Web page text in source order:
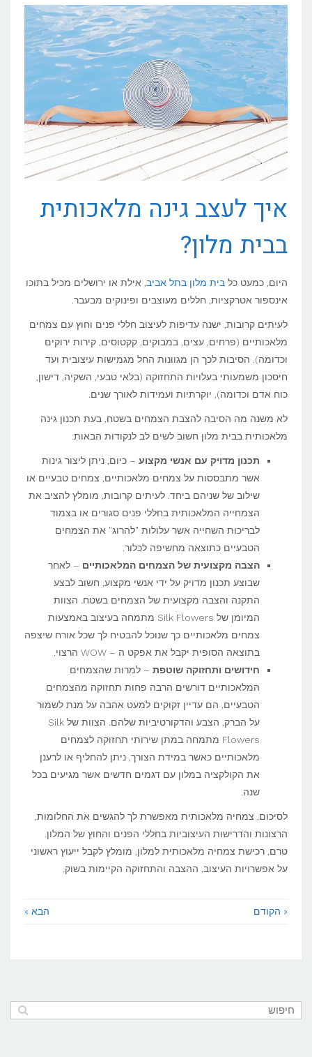
איך לעצב גינה מלאכותית
בבית מלון?
היום, כמעט כל בית מלון בתל אביב , אילת או ירושלים מכיל בתוכו
אינספור אטרקציות, חללים מעוצבים ופינוקים מבעבר.
לעיתים קרובות, ישנה עדיפות לעיצוב חללי פנים וחוץ עם צמחים
מלאכותיים (פרחים, עצים, במבוקים, קקטוסים, קירות ירוקים
וכדומה). הסיבות לכך הן מגוונות החל מגמישות עיצובית ועד
חיסכון משמעותי בעלויות התחזוקה (בלאי טבעי, השקיה, דישון,
כוח אדם וכדומה), יוקרתיות ועמידות לאורך שנים.
לא משנה מה הסיבה להצבת הצמחים בשטח, בעת תכנון גינה
מלאכותית בבית מלון חשוב לשים לב לנקודות הבאות:
תכנון מדויק עם אנשי מקצוע – כיום, ניתן ליצור גינות
אשר מתבססות על צמחים מלאכותיים, צמחים טבעיים או
שילוב של שניהם ביחד. לעיתים קרובות, מומלץ להציב את
הצמחייה המלאכותית בחללי פנים סגורים או בצמוד
לבריכות השחייה אשר עלולות "להרוג" את הצמחים
הטבעיים כתוצאה מחשיפה לכלור.
הצבה מקצועית של הצמחים המלאכותיים – לאחר
שבוצע תכנון מדויק על ידי אנשי מקצוע, חשוב לבצע
התקנה והצבה מקצועית של הצמחים בשטח. הצוות
המיומן של Silk Flowers מתמחה בעיצוב באמצעות
צמחים מלאכותיים כך שנוכל להבטיח לך שכל אורח שיצפה
בתוצאה הסופית יקבל את אפקט ה – WOW הרצוי.
חידושים ותחזוקה שוטפת – למרות שהצמחים
המלאכותיים דורשים הרבה פחות תחזוקה מהצמחים
הטבעיים, הם עדיין זקוקים למעט אהבה על מנת לשמור
על הברק, הצבע והדקורטיביות שלהם. הצוות של Silk
Flowers מתמחה במתן שירותי תחזוקה לצמחים
מלאכותיים כאשר במידת הצורך, ניתן להחליף או לרענן
את הקולקציה במלון עם דגמים חדשים אשר מגיעים בכל
שנה.
לסיכום, צמחיה מלאכותית מאפשרת לך להגשים את החלומות,
הרצונות והדרישות העיצוביות בחללי הפנים והחוץ של המלון.
טרם, רכישת צמחיה מלאכותית למלון, מומלץ לקבל ייעוץ ראשוני
על אפשרויות העיצוב, ההצבה והתחזוקה הקיימות בשוק.
« הקודם הבא »